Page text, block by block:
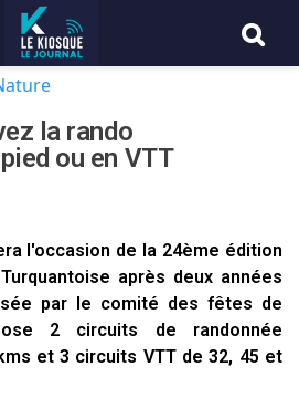
la rando
ou en VTT
l'occasion de la 24ème édition
après deux années
par le comité des fêtes de
2 circuits de randonnée
et 3 circuits VTT de 32, 45 et